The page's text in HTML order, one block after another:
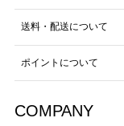
送料・配送について
ポイントについて
COMPANY